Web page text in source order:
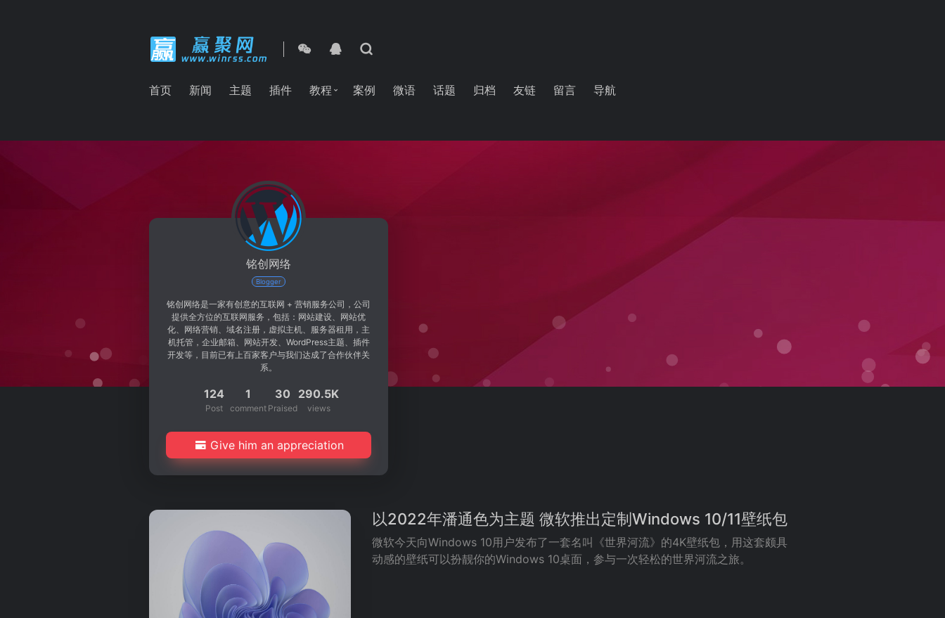
首页 新闻 主题 插件 教程 案例 微语 话题 归档 友链 留言 导航
铭创网络
Blogger
铭创网络是一家有创意的互联网 + 营销服务公司，公司
提供全方位的互联网服务，包括：网站建设、网站优
化、网络营销、域名注册，虚拟主机、服务器租用，主
机托管，企业邮箱、网站开发、WordPress主题、插件
开发等，目前已有上百家客户与我们达成了合作伙伴关
系。
124
Post
1
comment
30
Praised
290.5K
views
Give him an appreciation
以2022年潘通色为主题 微软推出定制Windows 10/11壁纸包
微软今天向Windows 10用户发布了一套名叫《世界河流》的4K壁纸包，用这套颇具
动感的壁纸可以扮靓你的Windows 10桌面，参与一次轻松的世界河流之旅。